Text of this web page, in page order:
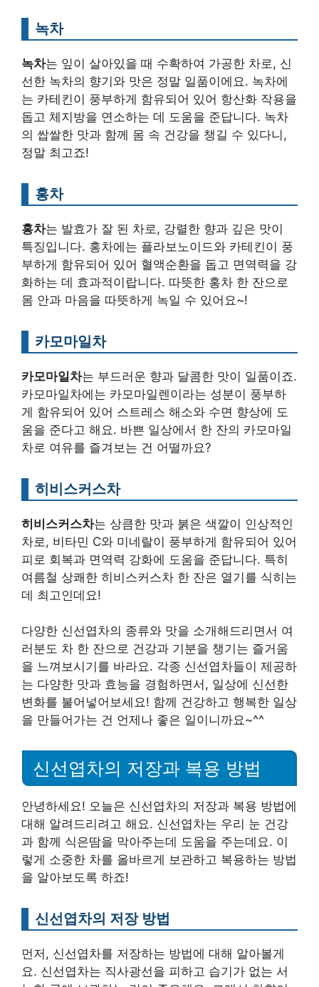
녹차
녹차는 잎이 살아있을 때 수확하여 가공한 차로, 신
선한 녹차의 향기와 맛은 정말 일품이에요. 녹차에
는 카테킨이 풍부하게 함유되어 있어 항산화 작용을
돕고 체지방을 연소하는 데 도움을 준답니다. 녹차
의 쌉쌀한 맛과 함께 몸 속 건강을 챙길 수 있다니,
정말 최고죠!
홍차
홍차는 발효가 잘 된 차로, 강렬한 향과 깊은 맛이
특징입니다. 홍차에는 플라보노이드와 카테킨이 풍
부하게 함유되어 있어 혈액순환을 돕고 면역력을 강
화하는 데 효과적이랍니다. 따뜻한 홍차 한 잔으로
몸 안과 마음을 따뜻하게 녹일 수 있어요~!
카모마일차
카모마일차는 부드러운 향과 달콤한 맛이 일품이죠.
카모마일차에는 카모마일렌이라는 성분이 풍부하
게 함유되어 있어 스트레스 해소와 수면 향상에 도
움을 준다고 해요. 바쁜 일상에서 한 잔의 카모마일
차로 여유를 즐겨보는 건 어떨까요?
히비스커스차
히비스커스차는 상큼한 맛과 붉은 색깔이 인상적인
차로, 비타민 C와 미네랄이 풍부하게 함유되어 있어
피로 회복과 면역력 강화에 도움을 준답니다. 특히
여름철 상쾌한 히비스커스차 한 잔은 열기를 식히는
데 최고인데요!
다양한 신선엽차의 종류와 맛을 소개해드리면서 여
러분도 차 한 잔으로 건강과 기분을 챙기는 즐거움
을 느껴보시기를 바라요. 각종 신선엽차들이 제공하
는 다양한 맛과 효능을 경험하면서, 일상에 신선한
변화를 불어넣어보세요! 함께 건강하고 행복한 일상
을 만들어가는 건 언제나 좋은 일이니까요~^^
신선엽차의 저장과 복용 방법
안녕하세요! 오늘은 신선엽차의 저장과 복용 방법에
대해 알려드리려고 해요. 신선엽차는 우리 눈 건강
과 함께 식은땀을 막아주는데 도움을 주는데요. 이
렇게 소중한 차를 올바르게 보관하고 복용하는 방법
을 알아보도록 하죠!
신선엽차의 저장 방법
먼저, 신선엽차를 저장하는 방법에 대해 알아볼게
요. 신선엽차는 직사광선을 피하고 습기가 없는 서